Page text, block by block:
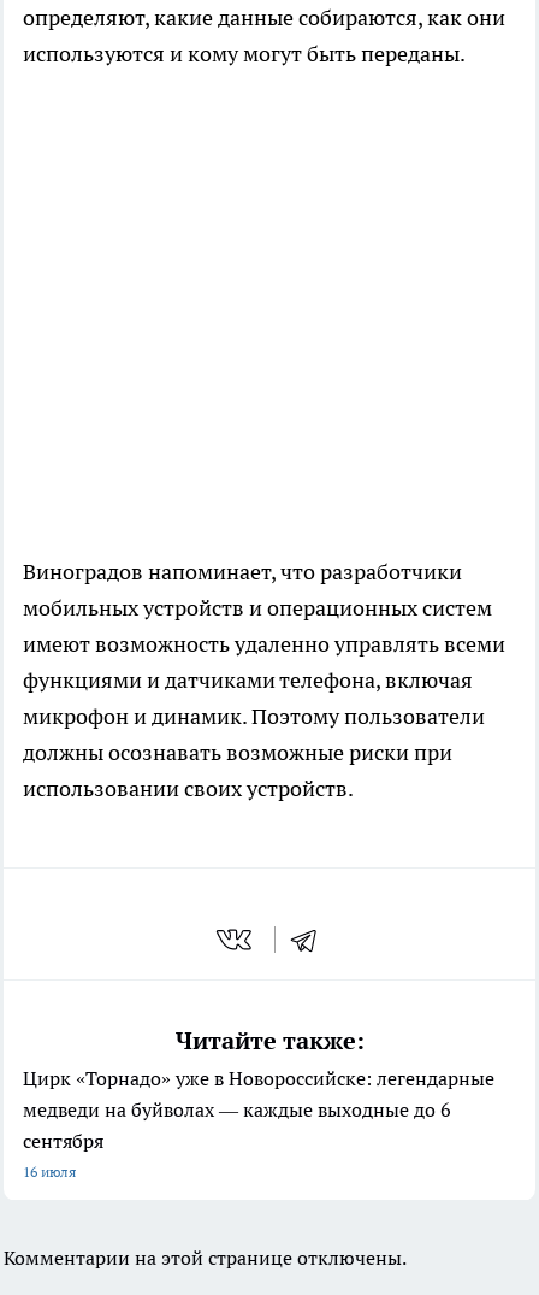
определяют, какие данные собираются, как они
используются и кому могут быть переданы.
Виноградов напоминает, что разработчики
мобильных устройств и операционных систем
имеют возможность удаленно управлять всеми
функциями и датчиками телефона, включая
микрофон и динамик. Поэтому пользователи
должны осознавать возможные риски при
использовании своих устройств.
Читайте также:
Цирк «Торнадо» уже в Новороссийске: легендарные
медведи на буйволах — каждые выходные до 6
сентября
16 июля
Комментарии на этой странице отключены.